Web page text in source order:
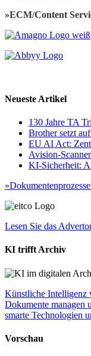
»ECM/Content
Neueste Artikel
130 Jahre TA
Brother setzt
EU AI Act:
Avision-
KI-Sicherheit:
Lesen Sie das
KI trifft Archiv
Künstliche Intelligenz
Dokumente managen
smarte Technologien
Vorschau